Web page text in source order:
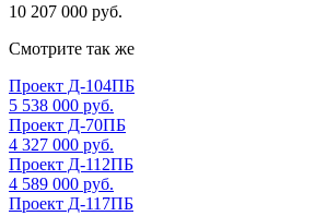
10 207 000 руб.
Смотрите так же
Проект Д-104ПБ
5 538 000 руб.
Проект Д-70ПБ
4 327 000 руб.
Проект Д-112ПБ
4 589 000 руб.
Проект Д-117ПБ